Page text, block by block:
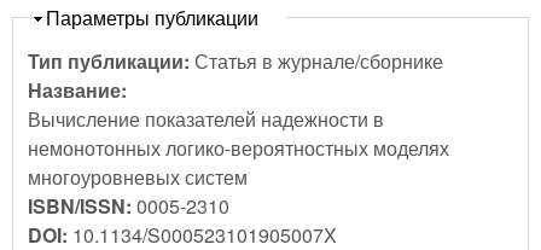
Скрыть
Параметры публикации
Тип публикации: Статья в журнале/сборнике
Название:
Вычисление показателей надежности в
немонотонных логико-вероятностных моделях
многоуровневых систем
ISBN/ISSN: 0005-2310
DOI: 10.1134/S000523101905007X